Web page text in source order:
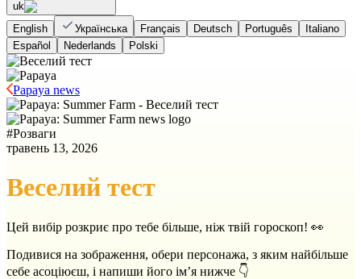
uk
English
Українська Français Deutsch Português
Italiano
Español
Nederlands Polski
Papaya news
#Розваги
травень 13, 2026
Веселий тест
Цей вибір розкриє про тебе більше, ніж твій гороскоп! 👀
Подивися на зображення, обери персонажа, з яким найбільше
себе асоціюєш, і напиши його ім’я нижче 👇